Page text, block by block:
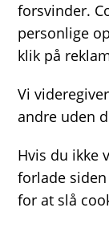
forsvinder.
personlige
klik på
Vi
andre uden
Hvis du ikke
forlade
for at slå